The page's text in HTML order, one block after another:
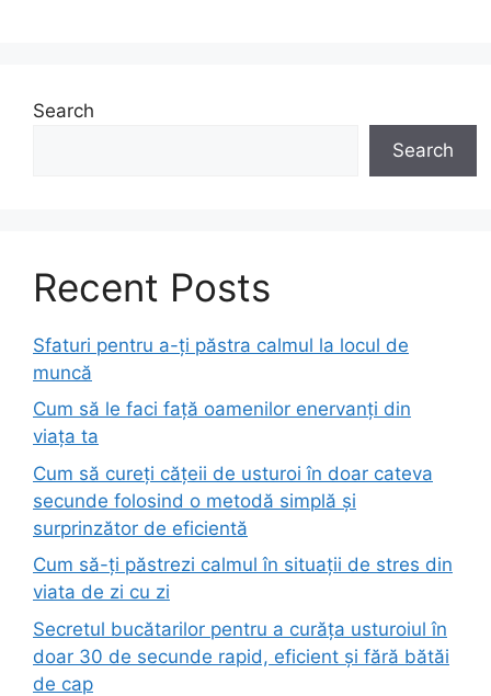
Search
Search
Recent Posts
Sfaturi pentru a-ți păstra calmul la locul de
muncă
Cum să le faci față oamenilor enervanți din
viața ta
Cum să cureți cățeii de usturoi în doar cateva
secunde folosind o metodă simplă și
surprinzător de eficientă
Cum să-ți păstrezi calmul în situații de stres din
viata de zi cu zi
Secretul bucătarilor pentru a curăța usturoiul în
doar 30 de secunde rapid, eficient și fără bătăi
de cap